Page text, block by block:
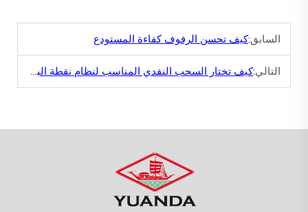
السابق:كيف تحسن الرفوف كفاءة المستودع
التالي:كيف تختار السحب النقدي المناسب لنظام نقطة البيع الخاص بك